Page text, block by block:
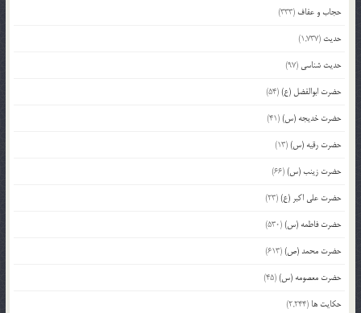
حجاب و عفاف (333)
حدیث (1,737)
حدیث شناسی (97)
حضرت ابوالفضل (ع)(54)
حضرت خدیجه (س)(41)
حضرت رقیه (س)(13)
حضرت زینب (س)(66)
حضرت علی اکبر (ع)(23)
حضرت فاطمه (س)(530)
حضرت محمد (ص)(613)
حضرت معصومه (س)(45)
حکایت ها (2,244)